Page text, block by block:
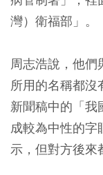
灣）衛福部」。
周志浩說，他們
所用的名稱都沒
新聞稿中的「我
成較為中性的字
示，但對方後來